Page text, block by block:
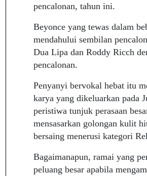
pencalonan, tahun ini.
Beyonce yang tewas dalam
mendahului sembilan
Dua Lipa dan Roddy Ricch
pencalonan.
Penyanyi bervokal hebat itu
karya yang dikeluarkan pada
peristiwa tunjuk perasaan
mensasarkan golongan kulit
bersaing menerusi kategori
Bagaimanapun, ramai yang
peluang besar apabila